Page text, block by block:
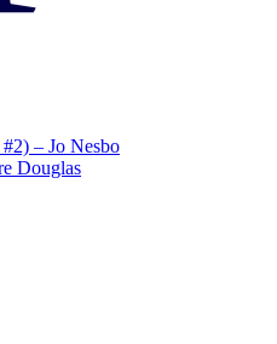
– Jo Nesbo
Douglas